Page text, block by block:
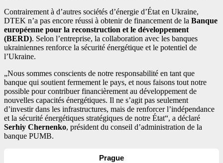
Contrairement à d’autres sociétés d’énergie d’État en Ukraine,
DTEK n’a pas encore réussi à obtenir de financement de la Banque
européenne pour la reconstruction et le développement
(BERD). Selon l’entreprise, la collaboration avec les banques
ukrainiennes renforce la sécurité énergétique et le potentiel de
l’Ukraine.
„Nous sommes conscients de notre responsabilité en tant que
banque qui soutient fermement le pays, et nous faisons tout notre
possible pour contribuer financièrement au développement de
nouvelles capacités énergétiques. Il ne s’agit pas seulement
d’investir dans les infrastructures, mais de renforcer l’indépendance
et la sécurité énergétiques stratégiques de notre État“, a déclaré
Serhiy Chernenko, président du conseil d’administration de la
banque PUMB.
Prague